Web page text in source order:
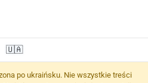
🇺🇦
po ukraińsku. Nie wszystkie treści